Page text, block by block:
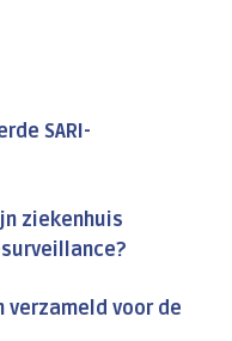
SARI-
ziekenhuis
surveillance?
verzameld voor de